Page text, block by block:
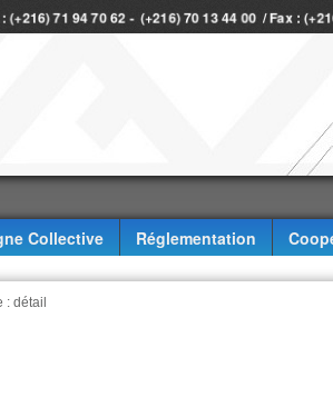
(+216) 71 94 70 62 - (+216) 70 13 44 00 / Fax :
Collective Réglementation
: détail